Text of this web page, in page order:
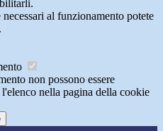
al funzionamento potete
.
non possono essere
nella pagina della cookie